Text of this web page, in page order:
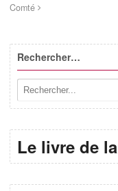
Comté
Rechercher…
Le livre de